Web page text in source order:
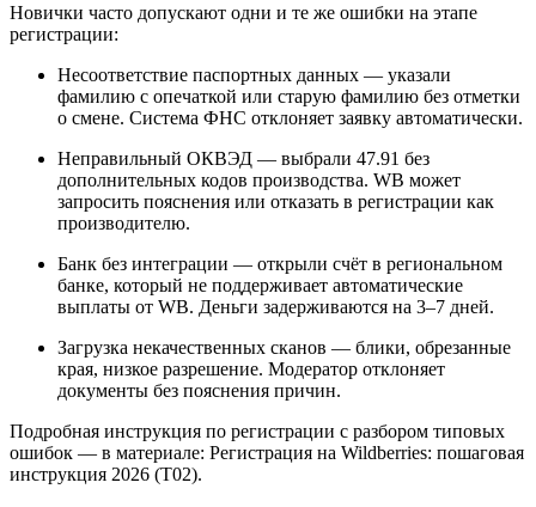
Новички часто допускают одни и те же ошибки на этапе
регистрации:
Несоответствие паспортных данных — указали
фамилию с опечаткой или старую фамилию без отметки
о смене. Система ФНС отклоняет заявку автоматически.
Неправильный ОКВЭД — выбрали 47.91 без
дополнительных кодов производства. WB может
запросить пояснения или отказать в регистрации как
производителю.
Банк без интеграции — открыли счёт в региональном
банке, который не поддерживает автоматические
выплаты от WB. Деньги задерживаются на 3–7 дней.
Загрузка некачественных сканов — блики, обрезанные
края, низкое разрешение. Модератор отклоняет
документы без пояснения причин.
Подробная инструкция по регистрации с разбором типовых
ошибок — в материале: Регистрация на Wildberries: пошаговая
инструкция 2026 (T02).